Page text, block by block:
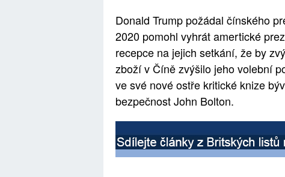
Donald Trump požádal čínského
2020 pomohl vyhrát amertické
recepce na jejich setkání, že by
zboží v Číně zvýšilo jeho volební
ve své nové ostře kritické knize
bezpečnost John Bolton.